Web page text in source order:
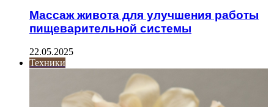
Массаж живота для улучшения работы
пищеварительной системы
22.05.2025
Техники